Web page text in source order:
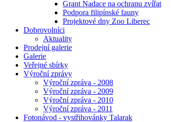
Grant Nadace na ochranu zvířat
Podpora filipínské fauny
Projektové dny Zoo Liberec
Dobrovolníci
Aktuality
Prodejní galerie
Galerie
Veřejné sbírky
Výroční zprávy
Výroční zpráva - 2008
Výroční zpráva - 2009
Výroční zpráva - 2010
Výroční zpráva - 2011
Fotonávod - vystřihovánky Talarak